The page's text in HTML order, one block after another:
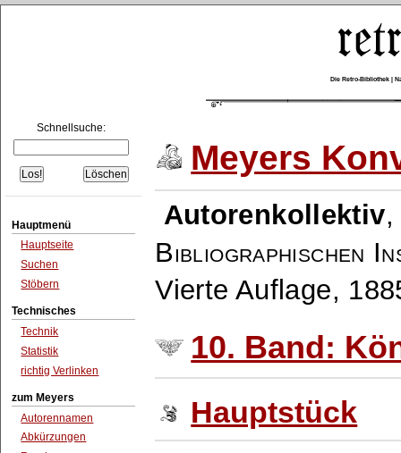
Die Retro-Bibliothek |
Schnellsuche:
Hauptmenü
Hauptseite
Suchen
Stöbern
Technisches
Technik
Statistik
richtig Verlinken
zum Meyers
Autorennamen
Abkürzungen
Meyers
Autorenkollektiv
Bibliographischen
Vierte Auflage,
10. Band:
Hauptstück